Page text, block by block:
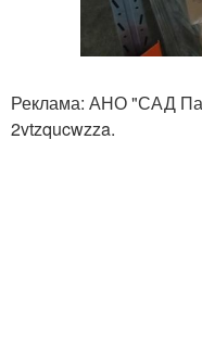
Реклама: АНО "САД
2vtzqucwzza.